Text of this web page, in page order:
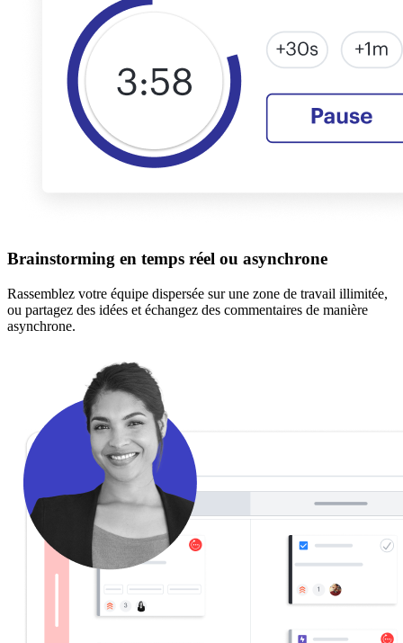
Brainstorming en temps réel ou asynchrone
Rassemblez votre équipe dispersée sur une zone de travail illimitée,
ou partagez des idées et échangez des commentaires de manière
asynchrone.